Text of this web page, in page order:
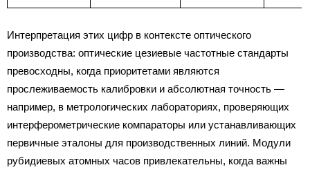
Интерпретация этих цифр в контексте оптического
производства: оптические цезиевые частотные стандарты
превосходны, когда приоритетами являются
прослеживаемость калибровки и абсолютная точность —
например, в метрологических лабораториях, проверяющих
интерферометрические компараторы или устанавливающих
первичные эталоны для производственных линий. Модули
рубидиевых атомных часов привлекательны, когда важны